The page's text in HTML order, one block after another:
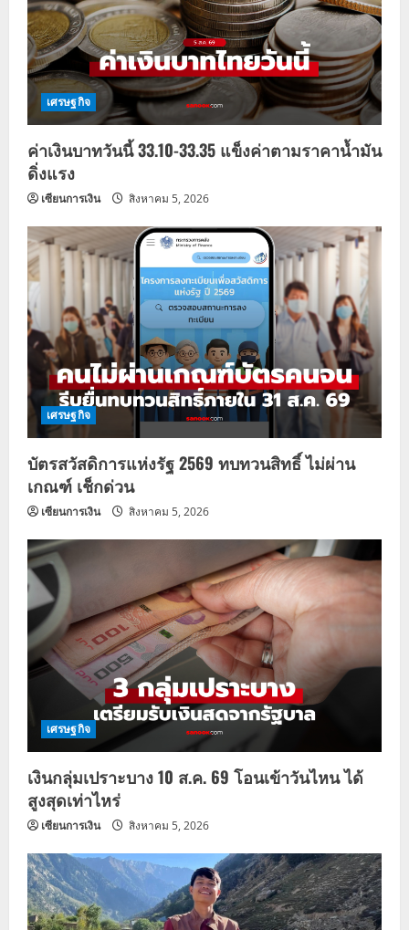
เศรษฐกิจ
ค่าเงินบาทวันนี้ 33.10-33.35 แข็งค่าตามราคาน้ำมัน
ดิ่งแรง
เซียนการเงิน สิงหาคม 5, 2026
เศรษฐกิจ
บัตรสวัสดิการแห่งรัฐ 2569 ทบทวนสิทธิ์ ไม่ผ่าน
เกณฑ์ เช็กด่วน
เซียนการเงิน สิงหาคม 5, 2026
เศรษฐกิจ
เงินกลุ่มเปราะบาง 10 ส.ค. 69 โอนเข้าวันไหน ได้
สูงสุดเท่าไหร่
เซียนการเงิน สิงหาคม 5, 2026